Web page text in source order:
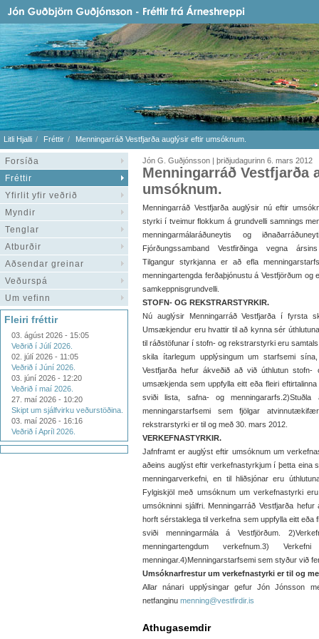
Litli Hjalli Fréttir Menningarráð Vestfjarða auglýsir eftir umsóknum.
Forsíða
Fréttir
Yfirlit yfir veðrið
Myndir
Tenglar
Atburðir
Aðsendar greinar
Veðurspá
Um vefinn
Fleiri fréttir
03. ágúst 2026 - 15:05
Veðrið í Júlí 2026.
02. júlí 2026 - 11:05
Veðrið í Júní 2026.
03. júní 2026 - 12:20
Veðrið í maí 2026.
27. maí 2026 - 10:20
Skipt um sjálfvirku veðurstöðina.
03. maí 2026 - 16:16
Veðrið í Apríl 2026.
Jón G. Guðjónsson | þriðjudagurinn 6. mars 2012
Menningarráð Vestfjarða
umsóknum.
Menningarráð Vestfjarða auglýsir nú eftir
styrki í tveimur flokkum á grundvelli samnings
menningarmálaráðuneytis og
Fjórðungssamband Vestfirðinga vegna
Tilgangur styrkjanna er að efla
menningartengda ferðaþjónustu á Vestfjörðum
samkeppnisgrundvelli.
STOFN- OG REKSTRARSTYRKIR.
Nú auglýsir Menningarráð Vestfjarða í fyrsta
Umsækjendur eru hvattir til að kynna sér
til ráðstöfunar í stofn- og rekstrarstyrki eru
skila ítarlegum upplýsingum um starfsemi
Vestfjarða hefur ákveðið að við úthlutun
umsækjenda sem uppfylla eitt eða fleiri
sviði lista, safna- og menningararfs.2)Stuðla
menningarstarfsemi sem fjölgar
rekstrarstyrki er til og með 30. mars 2012.
VERKEFNASTYRKIR.
Jafnframt er auglýst eftir umsóknum um
aðeins auglýst eftir verkefnastyrkjum í þetta
menningarverkefni, en til hliðsjónar eru
Fylgiskjöl með umsóknum um verkefnastyrki
umsókninni sjálfri. Menningarráð Vestfjarða
horft sérstaklega til verkefna sem uppfylla eitt eða
sviði menningarmála á Vestfjörðum.
menningartengdum verkefnum.3)
menningar.4)Menningarstarfsemi sem styður við
Umsóknarfrestur um verkefnastyrki er til og
Allar nánari upplýsingar gefur Jón Jónsson
netfanginu menning@vestfirdir.is
Athugasemdir